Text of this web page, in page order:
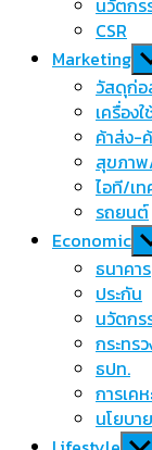
นวัตกร
CSR
Marketing
วัสดุก่
เครื่อง
ค้าส่ง-
สุขภาพ
ไอที/เ
รถยนต์
Economic
ธนาคาร
ประกัน
นวัตกร
กระทร
ธปท.
การเค
นโยบา